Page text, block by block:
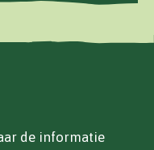
de informatie